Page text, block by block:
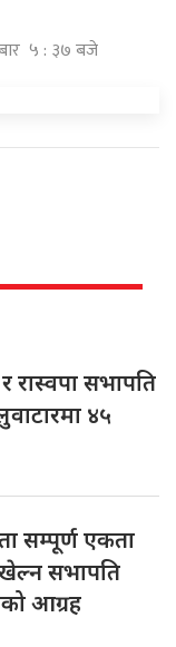
५ : ३७ बजे
रास्वपा सभापति
४५
सम्पूर्ण एकता
सभापति
आग्रह